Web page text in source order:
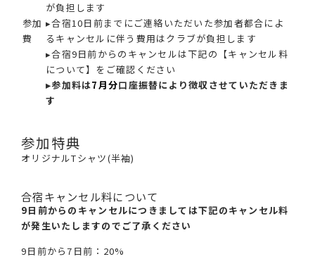
参加
費
が負担します
▸合宿10日前までにご連絡いただいた参加者都合によ
るキャンセルに伴う費用はクラブが負担します
▸合宿9日前からのキャンセルは下記の【キャンセル料
について】をご確認ください
▸参加料は7月分口座振替により徴収させていただきま
す
参加特典
オリジナルTシャツ(半袖)
合宿キャンセル料について
9日前からのキャンセルにつきましては下記のキャンセル料
が発生いたしますのでご了承ください
9日前から7日前：20%